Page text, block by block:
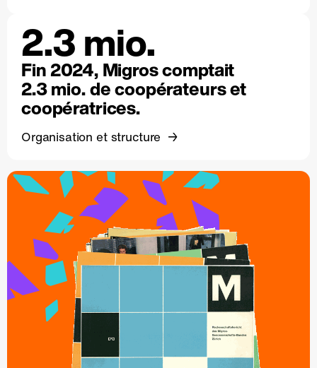
2.3 mio.
Fin 2024, Migros comptait
2.3 mio. de coopérateurs et
coopératrices.
Organisation et structure